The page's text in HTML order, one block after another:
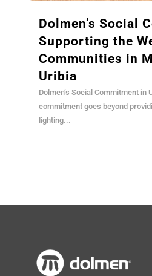
Dolmen’s Social
Supporting the
Communities in
Uribia
Dolmen’s Social Commitment in
commitment goes beyond
lighting...